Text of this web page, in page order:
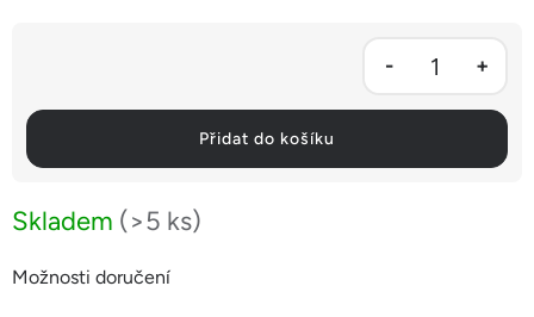
Skladem (>5 ks)
Možnosti doručení
Přidat do košíku